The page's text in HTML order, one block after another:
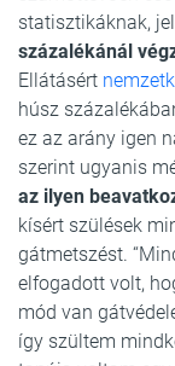
statisztikáknak,
százalékánál
Ellátásért
húsz
ez az arány igen
szerint ugyanis
az ilyen
kísért szülések
gátmetszést.
elfogadott volt,
mód van
így szültem